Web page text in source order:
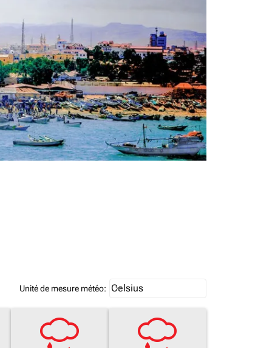
Unité de mesure météo: Weather unit option Celsius
Celsius
keyboard_arrow_down